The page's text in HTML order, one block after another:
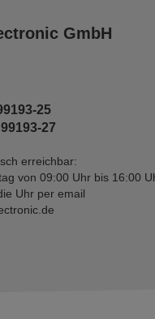
GmbH
25
27
erreichbar:
von 09:00 Uhr bis 16:00
Uhr per email